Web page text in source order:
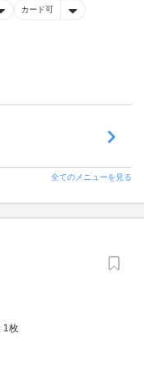
カード可
全てのメニューを見る
1枚